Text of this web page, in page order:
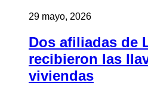
29 mayo, 2026
Dos afiliadas de
recibieron las
viviendas